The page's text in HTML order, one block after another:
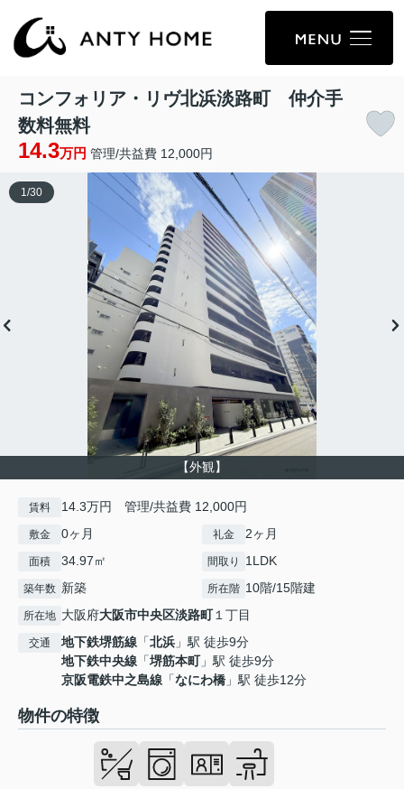
コンフォリア・リヴ北浜淡路町 仲介手
数料無料
14.3万円 管理/共益費 12,000円
【外観】
1 /30
賃料 14.3万円 管理/共益費 12,000円
敷金 0ヶ月 礼金 2ヶ月
面積 34.97㎡ 間取り 1LDK
築年数 新築 所在階 10階/15階建
所在地 大阪府大阪市中央区淡路町１丁目
交通 地下鉄堺筋線 「北浜 」駅 徒歩9分
地下鉄中央線 「堺筋本町」駅 徒歩9分
京阪電鉄中之島線 「なにわ橋 」駅 徒歩12分
物件の特徴